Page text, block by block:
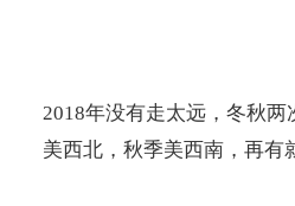
2018年没有走太远，冬秋两
美西北，秋季美西南，再有